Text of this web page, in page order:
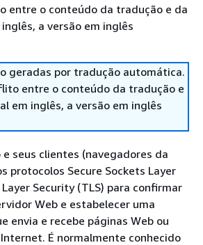
entre o conteúdo da tradução e da
a versão em inglês
geradas por tradução automática.
entre o conteúdo da tradução e
em inglês, a versão em inglês
seus clientes (navegadores da
protocolos Secure Sockets Layer
Security (TLS) para confirmar
Web e estabelecer uma
envia e recebe páginas Web ou
É normalmente conhecido